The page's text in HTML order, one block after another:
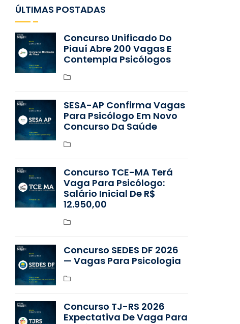
ÚLTIMAS POSTADAS
Concurso Unificado Do
Piauí Abre 200 Vagas E
Contempla Psicólogos
SESA-AP Confirma Vagas
Para Psicólogo Em Novo
Concurso Da Saúde
Concurso TCE-MA Terá
Vaga Para Psicólogo:
Salário Inicial De R$
12.950,00
Concurso SEDES DF 2026
— Vagas Para Psicologia
Concurso TJ-RS 2026
Expectativa De Vaga Para